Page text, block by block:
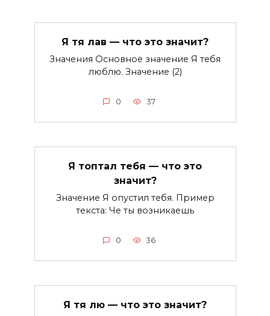
Я тя лав — что это значит?
Значения Основное значение Я тебя
люблю. Значение (2)
0 37
Я топтал тебя — что это
значит?
Значение Я опустил тебя. Пример
текста: Че ты возникаешь
0 36
Я тя лю — что это значит?